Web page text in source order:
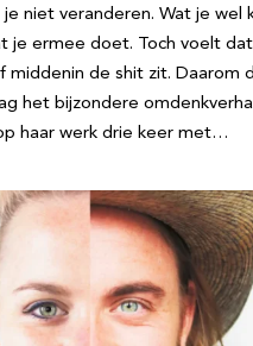
je niet veranderen. Wat je wel
je ermee doet. Toch voelt
middenin de shit zit. Daarom
het bijzondere
haar werk drie keer met…